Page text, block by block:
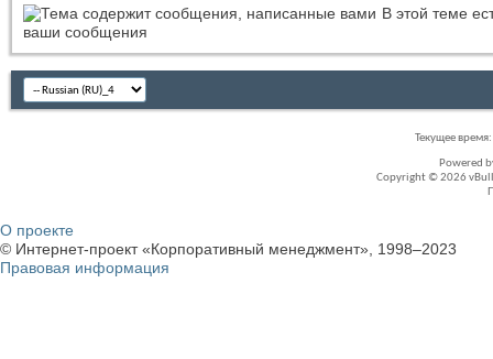
В этой теме
ваши сообщения
Текущее время:
Powered
Copyright © 2026
О проекте
© Интернет-проект «Корпоративный менеджмент», 1998–2023
Правовая информация